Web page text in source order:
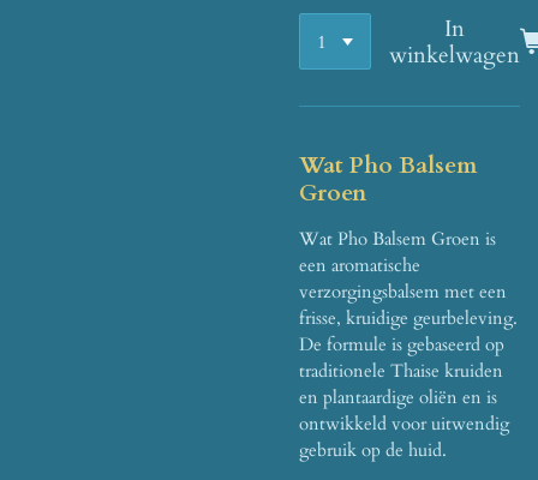
In
winkelwagen
Wat Pho Balsem
Groen
Wat Pho Balsem Groen is
een aromatische
verzorgingsbalsem met een
frisse, kruidige geurbeleving.
De formule is gebaseerd op
traditionele Thaise kruiden
en plantaardige oliën en is
ontwikkeld voor uitwendig
gebruik op de huid.